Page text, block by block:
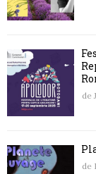
de
de